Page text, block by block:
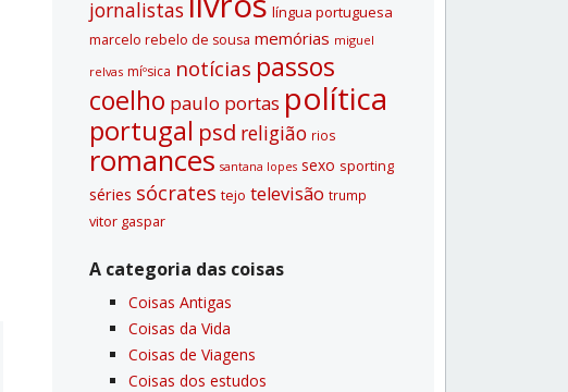
jornalistas lí­ngua portuguesa
marcelo rebelo de sousa memórias miguel
relvas míºsica notí­cias passos
coelho paulo portas polí­tica
portugal psd religião rios
romances santana lopes sexo sporting
séries sócrates tejo televisão trump
vitor gaspar
A categoria das coisas
Coisas Antigas
Coisas da Vida
Coisas de Viagens
Coisas dos estudos